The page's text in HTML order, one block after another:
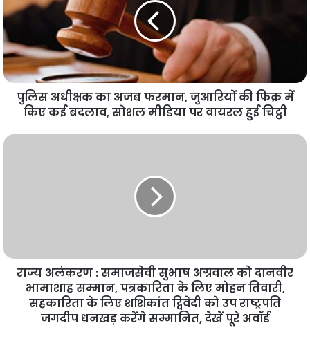
पुलिस अधीक्षक का अजब फरमान, जुआरियों की फिक्र में
किए कई बदलाव, सोशल मीडिया पर वायरल हुई चिट्ठी
राज्य अलंकरण : समाजसेवी सुभाष अग्रवाल को दानवीर
भामाशाह सम्मान, पत्रकारिता के लिए मोहन तिवारी,
सहकारिता के लिए शशिकांत द्विवेदी को उप राष्ट्रपति
जगदीप धनखड़ करेंगे सम्मानित, देखें पूरे अवॉर्ड